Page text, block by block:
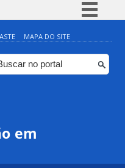
Simplifique!
Comunica BR
Participe
Canais
MAPA DO SITE
em